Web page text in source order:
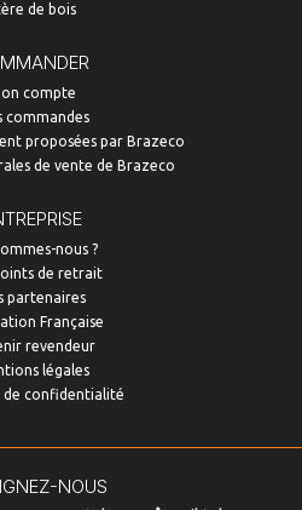
de bois
compte
commandes
proposées par Brazeco
de vente de Brazeco
nous ?
de retrait
partenaires
Française
revendeur
légales
de confidentialité
NOUS